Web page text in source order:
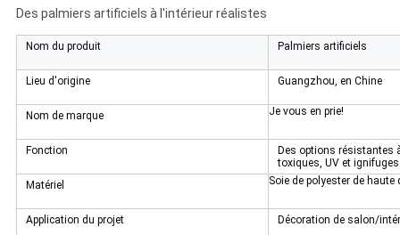
PLAN
DU
SITE
POLITIQUE
DE
CONFIDENTIALITÉ
Des palmiers artificiels à l'intérieur réalistes
Nom du produit Palmiers artificiels
Lieu d'origine Guangzhou, en Chine
Nom de marque Je vous en prie!
Fonction
Des options résistantes
toxiques, UV et ignifuges
Matériel
Soie de polyester de
Application du projet Décoration de salon/